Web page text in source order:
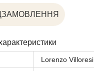
Lorenzo Villoresi